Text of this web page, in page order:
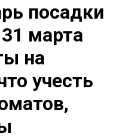
посадки
марта
на
учесть